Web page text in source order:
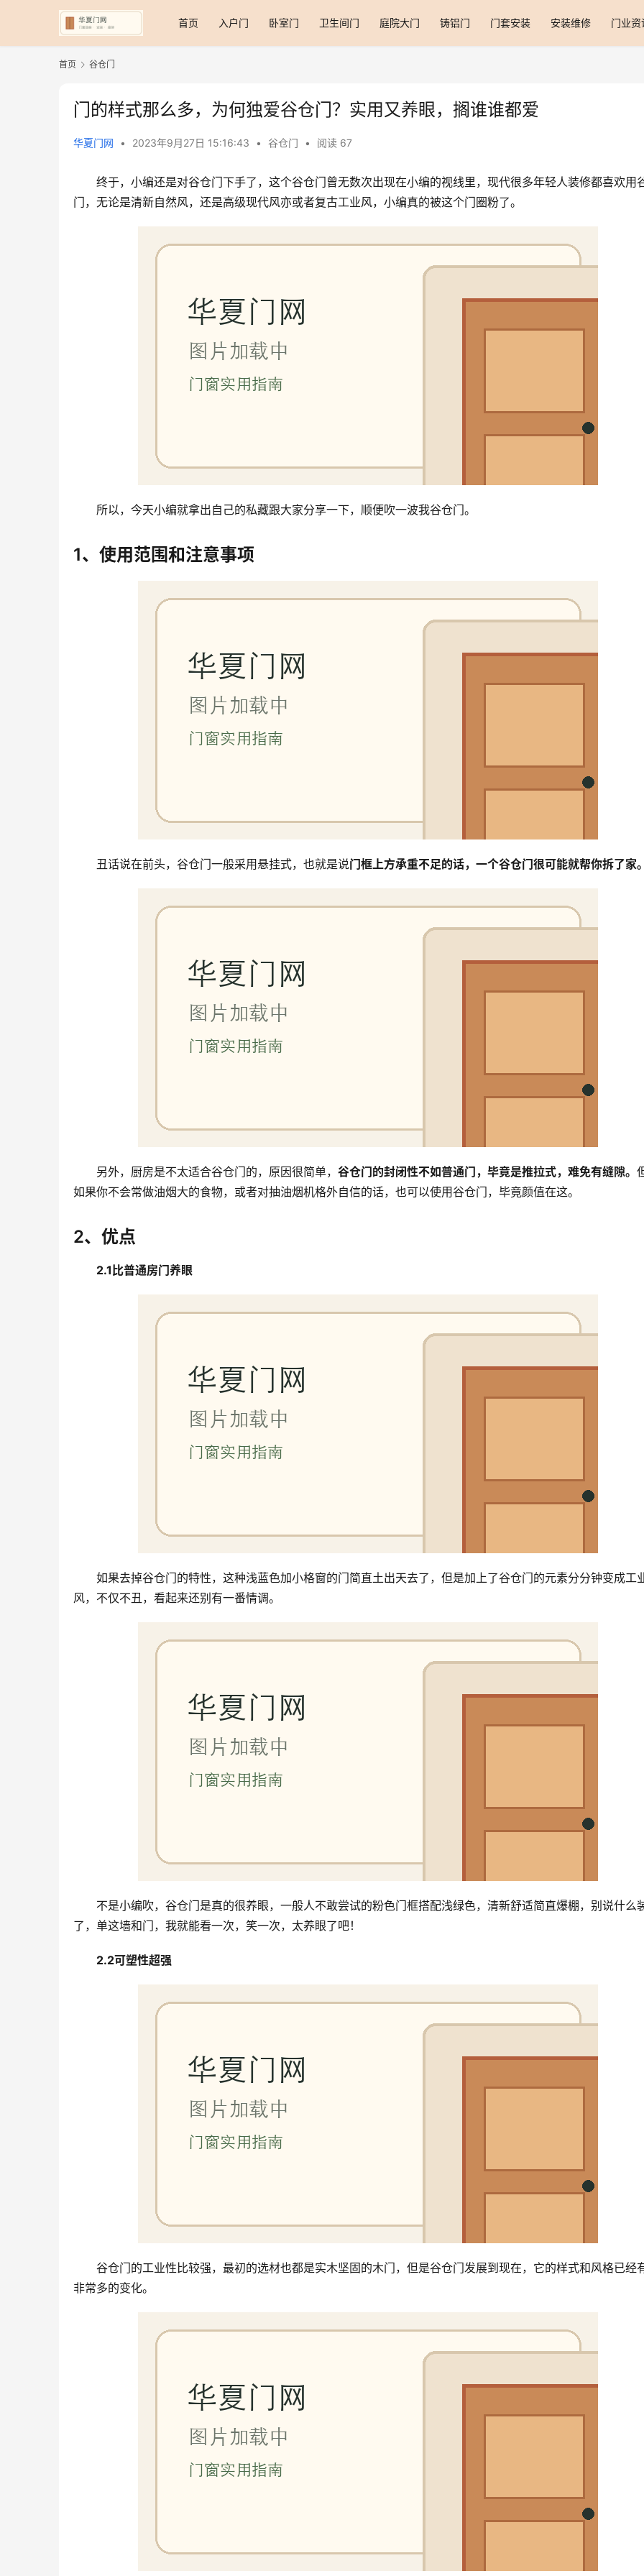
首页 入户门 卧室门 卫生间门 庭院大门 铸铝门 门套安装 安装维修 门业资
首页 谷仓门
门的样式那么多，为何独爱谷仓门？实用又养眼，搁谁谁都爱
华夏门网 • 2023年9月27日 15:16:43 • 谷仓门 • 阅读 67
终于，小编还是对谷仓门下手了，这个谷仓门曾无数次出现在小编的视线里，现代很多年轻人装修都喜欢用
门，无论是清新自然风，还是高级现代风亦或者复古工业风，小编真的被这个门圈粉了。
所以，今天小编就拿出自己的私藏跟大家分享一下，顺便吹一波我谷仓门。
1、使用范围和注意事项
丑话说在前头，谷仓门一般采用悬挂式，也就是说门框上方承重不足的话，一个谷仓门很可能就帮你拆了家
另外，厨房是不太适合谷仓门的，原因很简单， 谷仓门的封闭性不如普通门，毕竟是推拉式，难免有缝隙。
如果你不会常做油烟大的食物，或者对抽油烟机格外自信的话，也可以使用谷仓门，毕竟颜值在这。
2、优点
2.1比普通房门养眼
如果去掉谷仓门的特性，这种浅蓝色加小格窗的门简直土出天去了，但是加上了谷仓门的元素分分钟变成工
风，不仅不丑，看起来还别有一番情调。
不是小编吹，谷仓门是真的很养眼，一般人不敢尝试的粉色门框搭配浅绿色，清新舒适简直爆棚，别说什么
了，单这墙和门，我就能看一次，笑一次，太养眼了吧！
2.2可塑性超强
谷仓门的工业性比较强，最初的选材也都是实木坚固的木门，但是谷仓门发展到现在，它的样式和风格已经
非常多的变化。